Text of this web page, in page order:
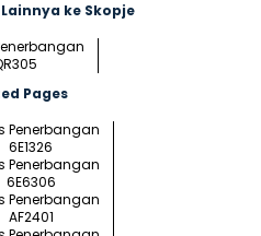
ke Skopje
Pages
Penerbangan
6E1326
Penerbangan
6E6306
Penerbangan
AF2401